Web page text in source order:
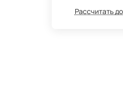
Рассчитать